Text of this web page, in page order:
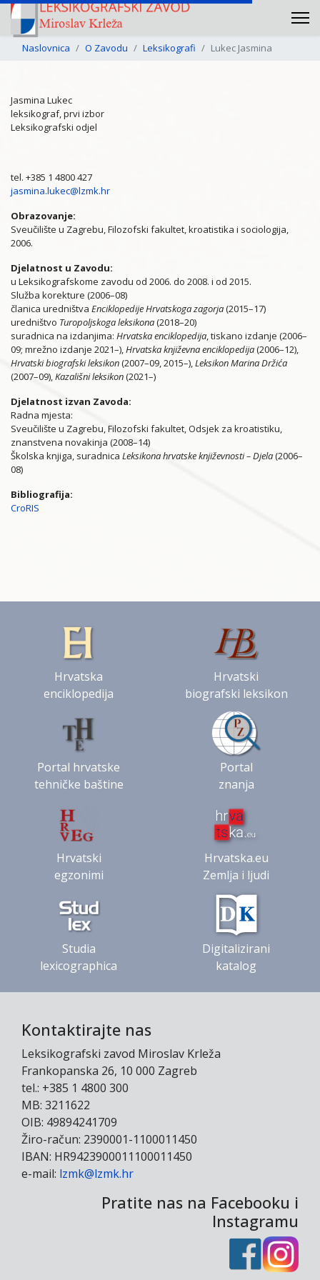
Naslovnica O Zavodu Leksikografi Lukec Jasmina
Jasmina Lukec
leksikograf, prvi izbor
Leksikografski odjel
tel. +385 1 4800 427
jasmina.lukec@lzmk.hr
Obrazovanje:
Sveučilište u Zagrebu, Filozofski fakultet, kroatistika i sociologija,
2006.
Djelatnost u Zavodu:
u Leksikografskome zavodu od 2006. do 2008. i od 2015.
Služba korekture (2006–08)
članica uredništva Enciklopedije Hrvatskoga zagorja(2015–17)
uredništvo Turopoljskoga leksikona(2018–20)
suradnica na izdanjima: Hrvatska enciklopedija, tiskano izdanje (2006–
09; mrežno izdanje 2021–),Hrvatska književna enciklopedija(2006–12),
Hrvatski biografski leksikon(2007–09, 2015–),Leksikon Marina Držića
(2007–09),Kazališni leksikon(2021–)
Djelatnost izvan Zavoda:
Radna mjesta:
Sveučilište u Zagrebu, Filozofski fakultet, Odsjek za kroatistiku,
znanstvena novakinja (2008–14)
Školska knjiga, suradnica Leksikona hrvatske književnosti – Djela(2006–
08)
Bibliografija:
CroRIS
Hrvatska
enciklopedija
Hrvatski
biografski leksikon
Portal hrvatske
tehničke baštine
Portal
znanja
Hrvatski
egzonimi
Hrvatska.eu
Zemlja i ljudi
Studia
lexicographica
Digitalizirani
katalog
Kontaktirajte nas
Leksikografski zavod Miroslav Krleža
Frankopanska 26, 10 000 Zagreb
tel.: +385 1 4800 300
MB: 3211622
OIB: 49894241709
Žiro-račun: 2390001-1100011450
IBAN: HR9423900011100011450
e-mail: lzmk@lzmk.hr
Pratite nas na Facebooku i
Instagramu